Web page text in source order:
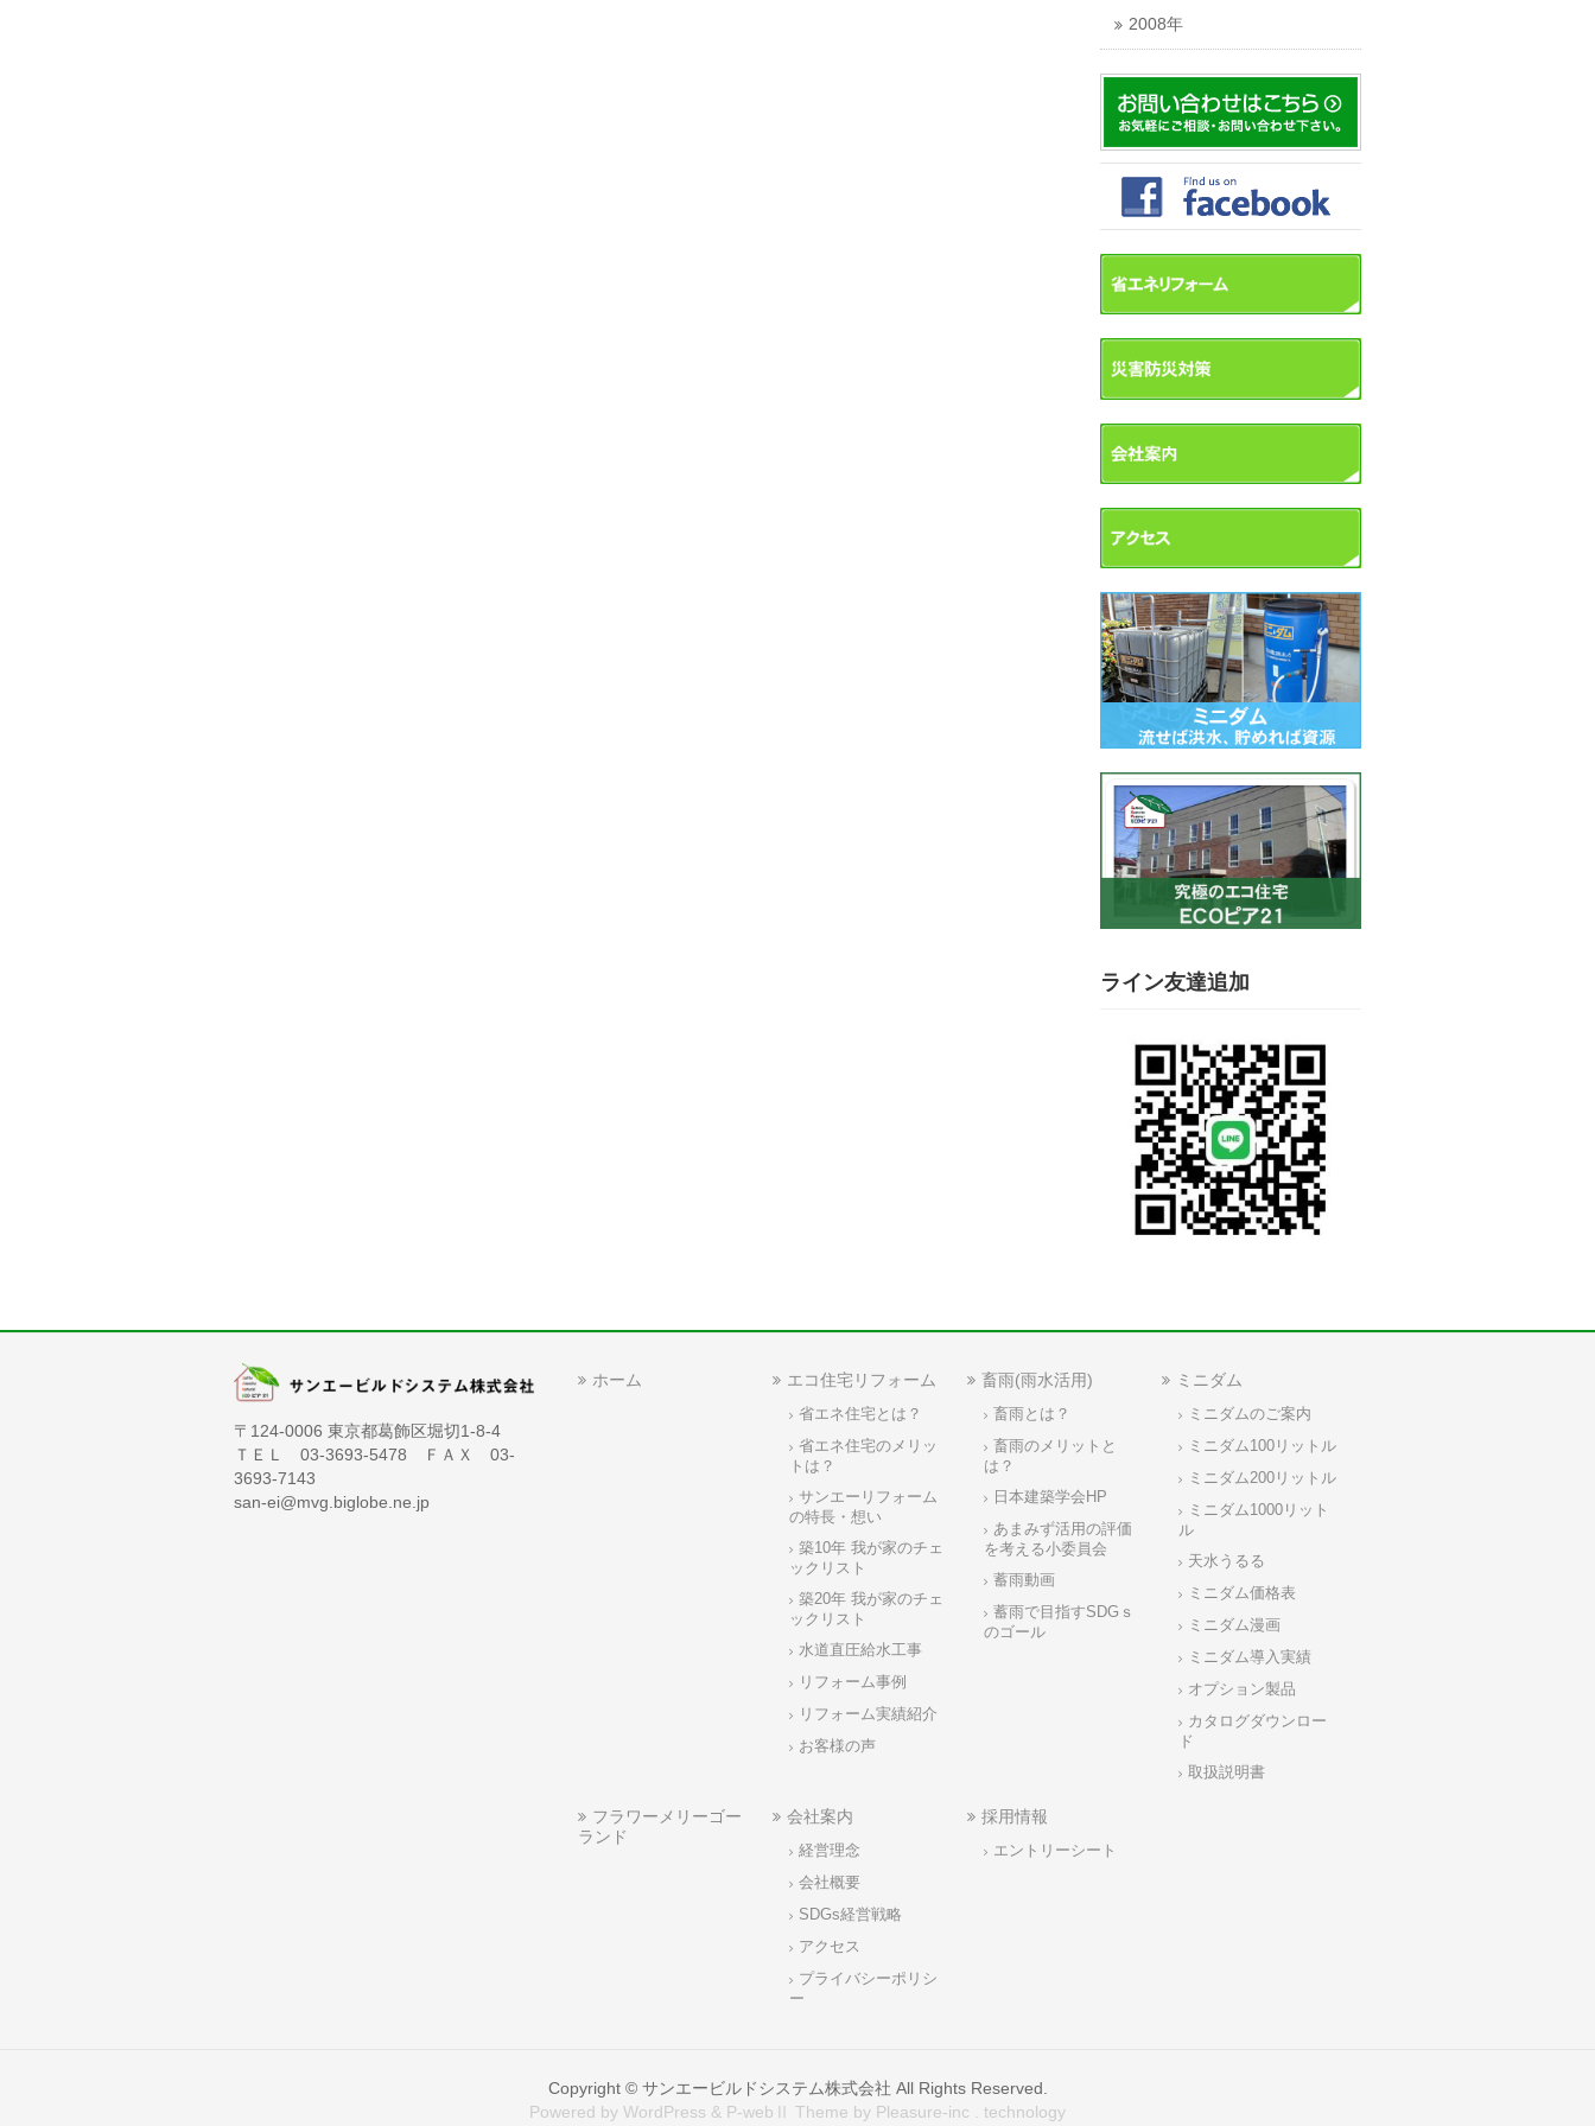
2008年
ライン友達追加
〒124-0006 東京都葛飾区堀切1-8-4
ＴＥＬ 03-3693-5478 ＦＡＸ 03-
3693-7143
san-ei@mvg.biglobe.ne.jp
ホーム エコ住宅リフォーム
省エネ住宅とは？
省エネ住宅のメリッ
トは？
サンエーリフォーム
の特長・想い
築10年 我が家のチェ
ックリスト
築20年 我が家のチェ
ックリスト
水道直圧給水工事
リフォーム事例
リフォーム実績紹介
お客様の声
畜雨(雨水活用)
畜雨とは？
畜雨のメリットと
は？
日本建築学会HP
あまみず活用の評価
を考える小委員会
蓄雨動画
蓄雨で目指すSDGｓ
のゴール
ミニダム
ミニダムのご案内
ミニダム100リットル
ミニダム200リットル
ミニダム1000リット
ル
天水うるる
ミニダム価格表
ミニダム漫画
ミニダム導入実績
オプション製品
カタログダウンロー
ド
取扱説明書
フラワーメリーゴー
ランド
会社案内
経営理念
会社概要
SDGs経営戦略
アクセス
プライバシーポリシ
ー
採用情報
エントリーシート
Copyright © サンエービルドシステム株式会社 All Rights Reserved.
Powered by WordPress & P-webⅡ Theme by Pleasure-inc . technology